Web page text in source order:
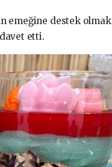
emeğine destek olmak
etti.